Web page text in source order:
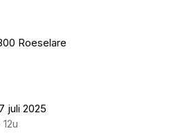
Roeselare
juli 2025